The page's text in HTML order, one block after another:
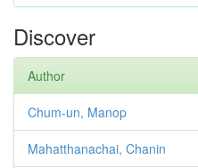
Discover
Author
Chum-un, Manop
Mahatthanachai, Chanin